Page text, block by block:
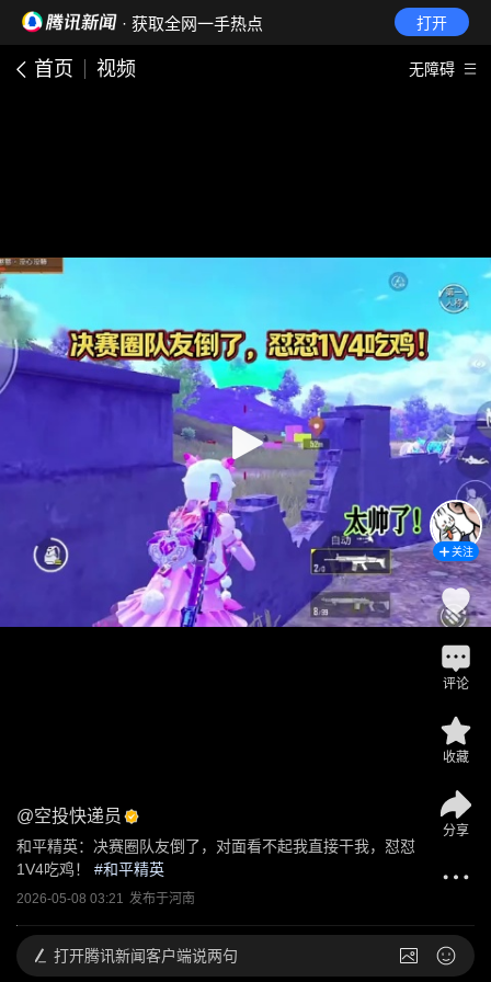
· 获取全网一手热点 打开
首页 视频 无障碍
@空投快递员
和平精英：决赛圈队友倒了，对面看不起我直接干我，怼怼
1V4吃鸡！
#和平精英
2026-05-08 03:21 发布于河南
关注
评论
收藏
分享
打开腾讯新闻客户端说两句